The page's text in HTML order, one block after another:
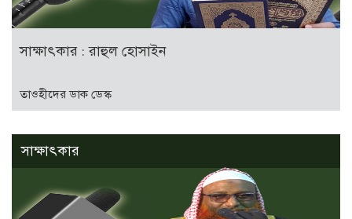
সাক্ষাৎকার : রাহুল হোসাইন
তাওহীদের ডাক ডেস্ক
সাক্ষাৎকার